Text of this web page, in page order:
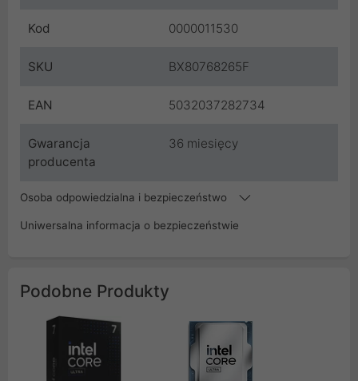
Kod 0000011530
SKU BX80768265F
EAN 5032037282734
Gwarancja
producenta
36 miesięcy
Osoba odpowiedzialna i bezpieczeństwo
Uniwersalna informacja o bezpieczeństwie
Podobne Produkty